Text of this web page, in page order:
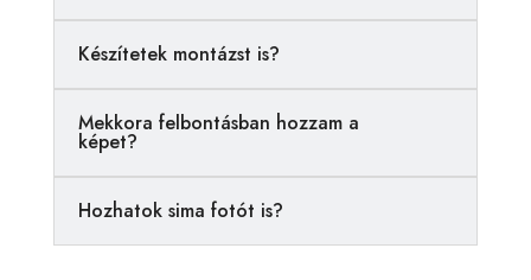
Készítetek montázst is?
Mekkora felbontásban hozzam a
képet?
Hozhatok sima fotót is?